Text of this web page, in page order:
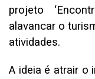
projeto
alavancar o
atividades.
A ideia é atrair o